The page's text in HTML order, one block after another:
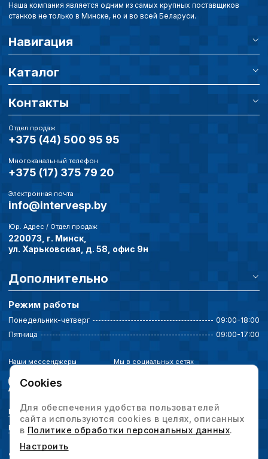
Наша компания является одним из самых крупных поставщиков
станков не только в Минске, но и во всей Беларуси.
Навигация
Каталог
Контакты
Отдел продаж
+375 (44) 500 95 95
Многоканальный телефон
+375 (17) 375 79 20
Электронная почта
info@intervesp.by
Юр. Адрес / Отдел продаж
220073, г. Минск,
ул. Харьковская, д. 58, офис 9н
Дополнительно
Режим работы
Понедельник-четверг
09:00-18:00
Пятница
09:00-17:00
Наши мессенджеры Мы в социальных сетях
Политика конфиденциальности
Выбор настроек cookie
© 2026 Интервесп — производственное оборудование. Все права защищены.
Cookies
Для обеспечения удобства пользователей
сайта используются cookies в целях, описанных
в Политике обработки персональных данных.
Настроить